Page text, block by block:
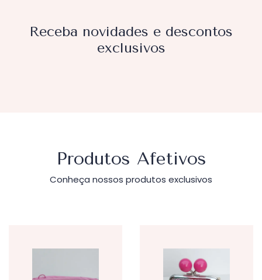
Receba novidades e descontos
exclusivos
Produtos Afetivos
Conheça nossos produtos exclusivos